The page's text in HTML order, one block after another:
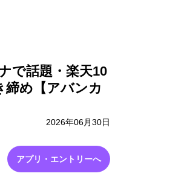
で話題・楽天10
め【アバンカ
2026年06月30日
アプリ・エントリーへ